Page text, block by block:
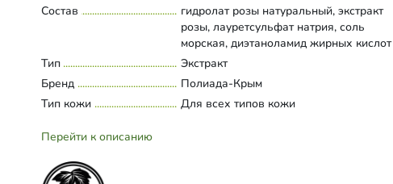
Состав
гидролат розы натуральный, экстракт
розы, лауретсульфат натрия, соль
морская, диэтаноламид жирных кислот
кокосового масла, глицерин, эфирное
масло розовое натуральное, бензоат
натрия, сорбат калия, краситель
пищевой красный очаровательный
Развернуть состав
Тип
Экстракт
Бренд
Полиада-Крым
Тип кожи
Для всех типов кожи
Перейти к описанию